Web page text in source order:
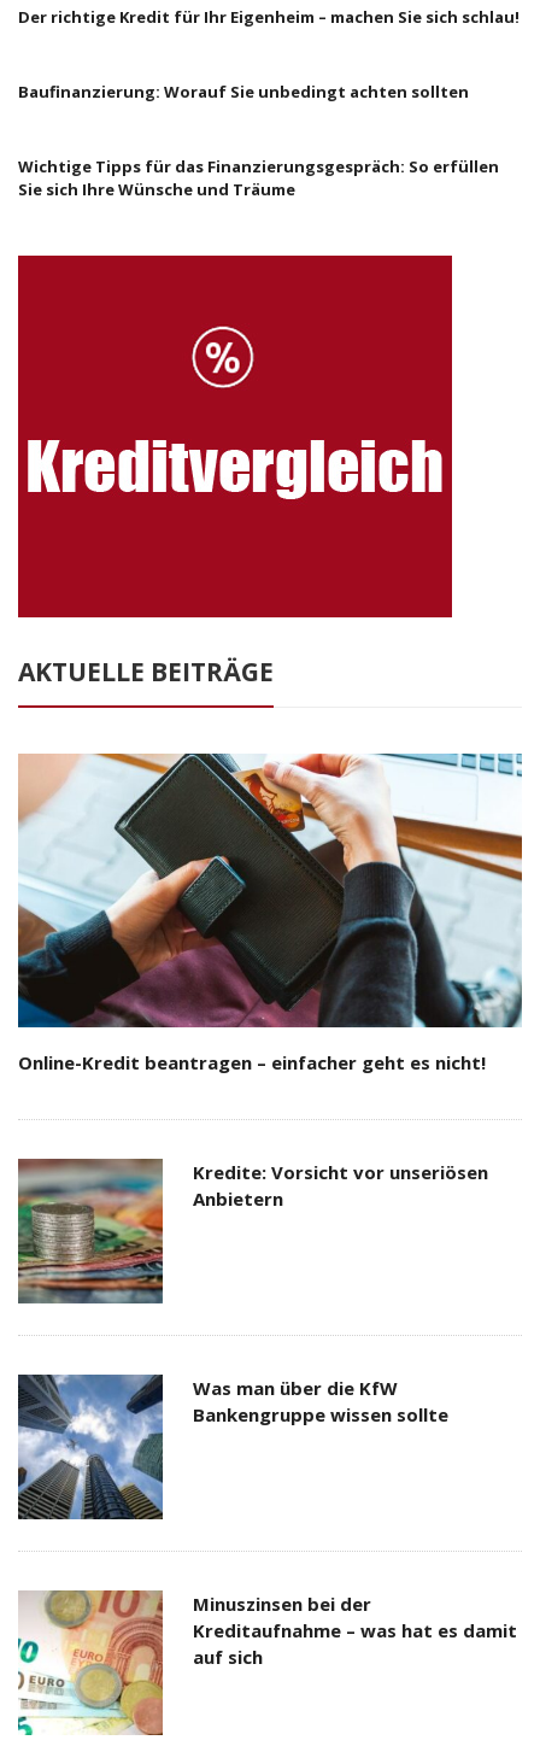
Der richtige Kredit für Ihr Eigenheim – machen Sie sich schlau!
Baufinanzierung: Worauf Sie unbedingt achten sollten
Wichtige Tipps für das Finanzierungsgespräch: So erfüllen
Sie sich Ihre Wünsche und Träume
AKTUELLE BEITRÄGE
Online-Kredit beantragen – einfacher geht es nicht!
Kredite: Vorsicht vor unseriösen
Anbietern
Was man über die KfW
Bankengruppe wissen sollte
Minuszinsen bei der
Kreditaufnahme – was hat es damit
auf sich